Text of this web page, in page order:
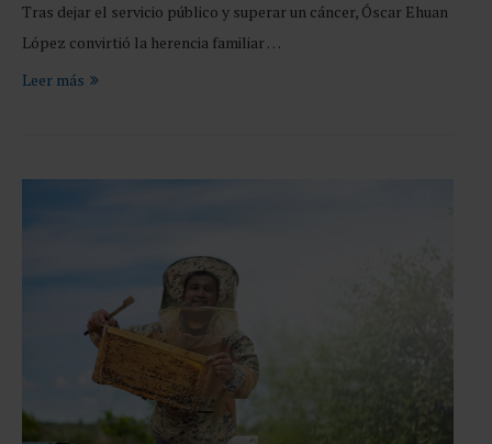
Tras dejar el servicio público y superar un cáncer, Óscar Ehuan
López convirtió la herencia familiar …
Leer más